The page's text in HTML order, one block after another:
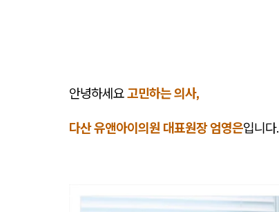
안녕하세요고민하는 의사,
다산 유앤아이의원 대표원장 엄영은입니다.